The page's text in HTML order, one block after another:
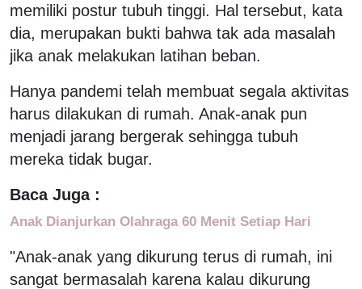
memiliki postur tubuh tinggi. Hal tersebut, kata
dia, merupakan bukti bahwa tak ada masalah
jika anak melakukan latihan beban.
Hanya pandemi telah membuat segala aktivitas
harus dilakukan di rumah. Anak-anak pun
menjadi jarang bergerak sehingga tubuh
mereka tidak bugar.
Baca Juga :
Anak Dianjurkan Olahraga 60 Menit Setiap Hari
"Anak-anak yang dikurung terus di rumah, ini
sangat bermasalah karena kalau dikurung